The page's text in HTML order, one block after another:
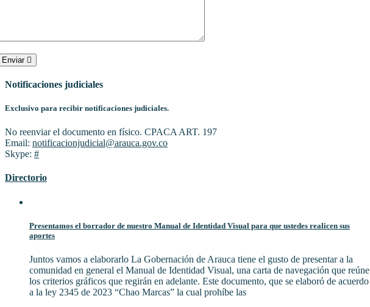
Enviar
Notificaciones judiciales
Exclusivo para recibir notificaciones judiciales.
No reenviar el documento en físico. CPACA ART. 197
Email: notificacionjudicial@arauca.gov.co
Skype: #
Directorio
Presentamos el borrador de nuestro Manual de Identidad Visual para que ustedes realicen sus
aportes
Juntos vamos a elaborarlo La Gobernación de Arauca tiene el gusto de presentar a la
comunidad en general el Manual de Identidad Visual, una carta de navegación que reúne
los criterios gráficos que regirán en adelante. Este documento, que se elaboró de acuerdo
a la ley 2345 de 2023 “Chao Marcas” la cual prohíbe las